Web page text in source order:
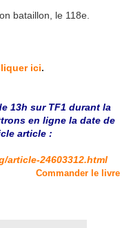
bataillon, le 118e.
ici.
13h sur TF1 durant la
en ligne la date de
article :
article-24603312.html
Commander le livre